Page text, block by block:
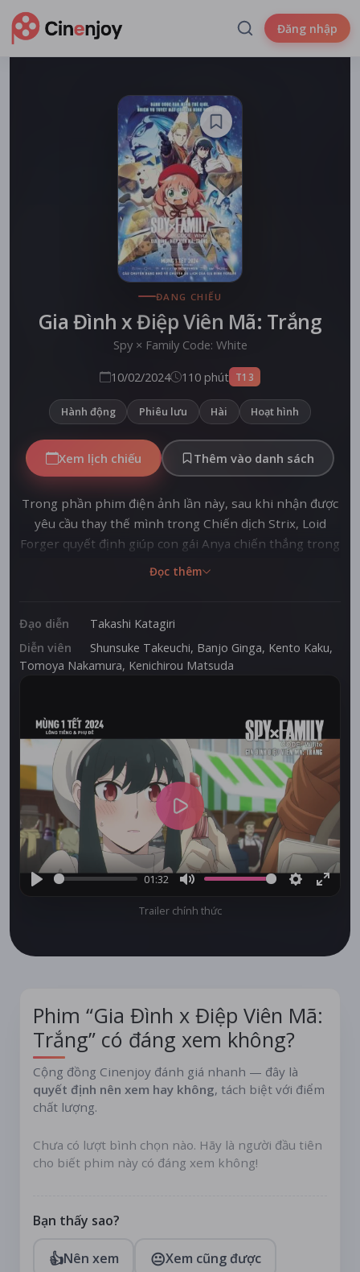
Đăng nhập
ĐANG CHIẾU
Gia Đình x Điệp Viên Mã: Trắng
Spy × Family Code: White
10/02/2024 110 phút T13
Hành động Phiêu lưu Hài Hoạt hình
Xem lịch chiếu Thêm vào danh sách
Trong phần phim điện ảnh lần này, sau khi nhận được
yêu cầu thay thế mình trong Chiến dịch Strix, Loid
Forger quyết định giúp con gái Anya chiến thắng trong
cuộc thi nấu ăn tại Học viện Eden bằng cách nấu bữa
ăn yêu thích của hiệu trưởng để tránh bị thay thế khỏi
hiện ra bí mật kinh hoàng ảnh hưởng đến hòa bình
thế giới.
Đọc thêm
Đạo diễn
Takashi Katagiri
Diễn viên
Shunsuke Takeuchi, Banjo Ginga, Kento Kaku,
Tomoya Nakamura, Kenichirou Matsuda
01:32
Play
Trailer chính thức
Phim “Gia Đình x Điệp Viên Mã:
Trắng” có đáng xem không?
Cộng đồng Cinenjoy đánh giá nhanh — đây là
quyết định nên xem hay không, tách biệt với điểm
chất lượng.
Chưa có lượt bình chọn nào. Hãy là người đầu tiên
cho biết phim này có đáng xem không!
Bạn thấy sao?
👍Nên xem 😐Xem cũng được